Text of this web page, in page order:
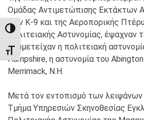
TOGGLE HIGH CONTRAST
TOGGLE FONT SIZE
Ομάδας Αντιμετώπισης Εκτάκτων
των K-9 και της Αεροπορικής
Πολιτειακής Αστυνομίας, έψαχναν
Συμμετείχαν η πολιτειακή
Hampshire, η αστυνομία του
Merrimack, N.H.
Μετά τον εντοπισμό των
Τμήμα Υπηρεσιών Σκηνοθεσίας